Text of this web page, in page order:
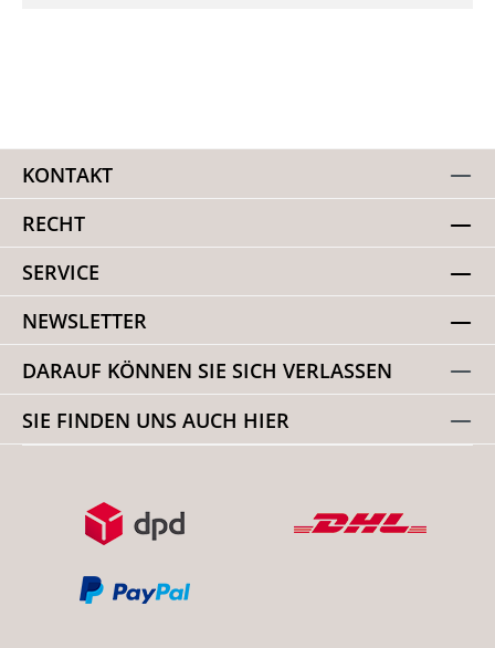
KONTAKT
RECHT
SERVICE
NEWSLETTER
DARAUF KÖNNEN SIE SICH VERLASSEN
SIE FINDEN UNS AUCH HIER